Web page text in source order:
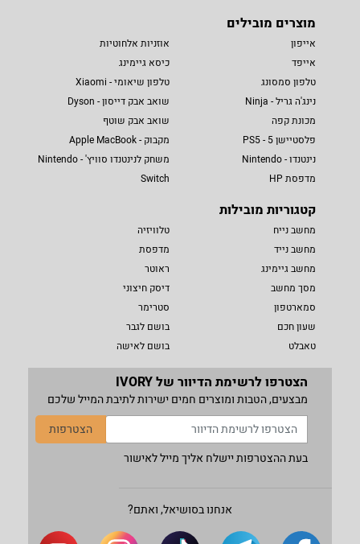
מוצרים מובילים
אייפון
אייפד
טלפון סמסונג
נינג'ה גריל - Ninja
מכונת קפה
פלסטיישן 5 - PS5
נינטנדו - Nintendo
מדפסת HP
אוזניות אלחוטיות
כיסא גיימינג
טלפון שיאומי - Xiaomi
שואב אבק דייסון - Dyson
שואב אבק שוטף
מקבוק - Apple MacBook
משחק לנינטנדו סוויץ' - Nintendo
Switch
קטגוריות מובילות
מחשב נייח
מחשב נייד
מחשב גיימינג
מסך מחשב
סמארטפון
שעון חכם
טאבלט
טלוויזיה
מדפסת
ראוטר
דיסק חיצוני
סטרימר
בושם לגבר
בושם לאישה
הצטרפו לרשימת הדיוור של IVORY
מבצעים, הטבות ומוצרים חמים ישירות לתיבת המייל שלכם
הצטרפות
בעת ההצטרפות יישלח אליך מייל לאישור
אנחנו בסושיאל, ואתם?